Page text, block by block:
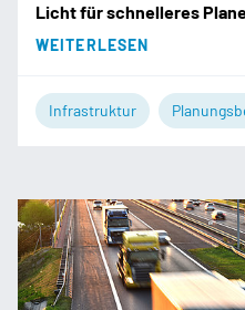
Licht für schnelleres
WEITERLESEN
Infrastruktur